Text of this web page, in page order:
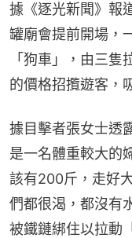
據《逐光新聞》報
罐廟會提前開場，
「狗車」，由三
的價格招攬遊客，
據目擊者張女士透
是一名體重較大的
該有200斤，走好
們都很渴，都沒有
被鐵鏈綁住以拉動